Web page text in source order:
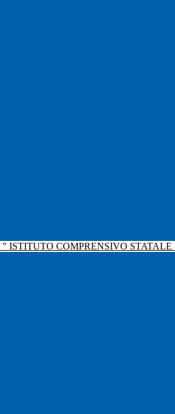
ISTITUTO COMPRENSIVO STATALE